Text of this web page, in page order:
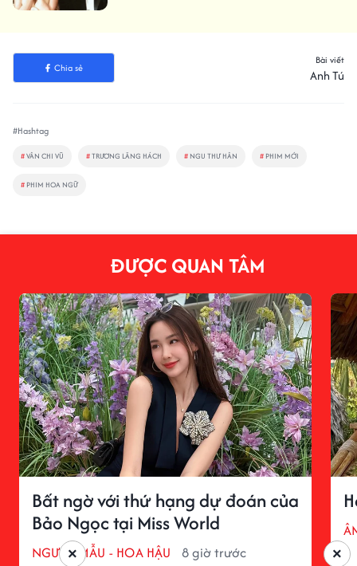
Chia sẻ
Bài viết
Anh Tú
#Hashtag
#VÂN CHI VŨ #TRƯƠNG LĂNG HÁCH # NGU THƯ HÂN # PHIM MỚI
# PHIM HOA NGỮ
ĐƯỢC QUAN TÂM
Bất ngờ với thứ hạng dự đoán của
Bảo Ngọc tại Miss World
NGƯỜI MẪU - HOA HẬU 8 giờ trước
×
×